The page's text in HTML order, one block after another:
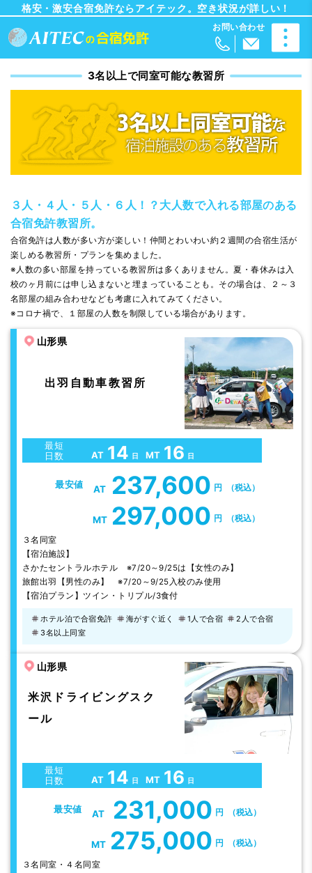
格安・激安合宿免許ならアイテック。空き状況が詳しい！
3名以上で同室可能な教習所
３人・４人・５人・６人！？大人数で入れる部屋のある
合宿免許教習所。
合宿免許は人数が多い方が楽しい！仲間とわいわい約２週間の合宿生活が
楽しめる教習所・プランを集めました。
※人数の多い部屋を持っている教習所は多くありません。夏・春休みは入
校のヶ月前には申し込まないと埋まっていることも。その場合は、２～３
名部屋の組み合わせなども考慮に入れてみてください。
※コロナ禍で、１部屋の人数を制限している場合があります。
山形県
出羽自動車教習所
最短
日数
AT 14 日 MT 16 日
最安値 AT 237,600 円 （税込）
MT 297,000 円 （税込）
３名同室
【宿泊施設】
さかたセントラルホテル ※7/20～9/25は【女性のみ】
旅館出羽【男性のみ】 ※7/20～9/25入校のみ使用
【宿泊プラン】ツイン・トリプル/3食付
ホテル泊で合宿免許 海がすぐ近く 1人で合宿
2人で合宿
3名以上同室
山形県
米沢ドライビングスク
ール
最短
日数
AT 14 日 MT 16 日
最安値 AT 231,000 円 （税込）
MT 275,000 円 （税込）
３名同室・４名同室